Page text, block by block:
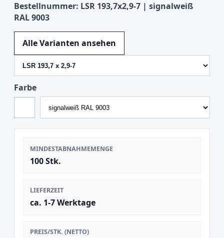
Bestellnummer: LSR 193,7x2,9-7 | signalweiß
RAL 9003
Alle Varianten ansehen
Farbe
MINDESTABNAHMEMENGE
100 Stk.
LIEFERZEIT
ca. 1-7 Werktage
PREIS/STK. (NETTO)